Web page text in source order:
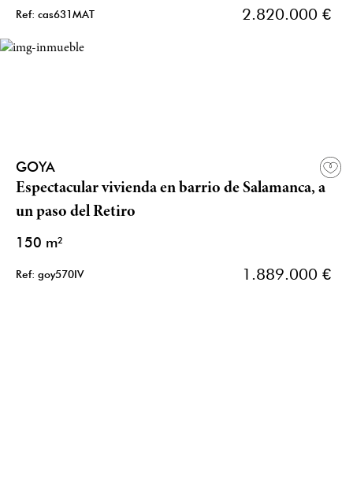
Ref: cas631MAT 2.820.000 €
GOYA
Espectacular vivienda en barrio de Salamanca, a
un paso del Retiro
150 m²
Ref: goy570IV 1.889.000 €